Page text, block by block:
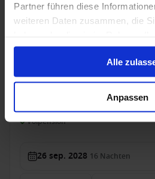
Partner führen diese
weiteren Daten zusammen, die
gesammelt haben.
Alle
Anpassen
Alleen Cruise
Nieuw-Engeland vanaf
HANSEATIC inspiration
Van Toronto Naar Boston
HANSEATIC inspiration
Volpension
26 sep. 2028 16 Nachten